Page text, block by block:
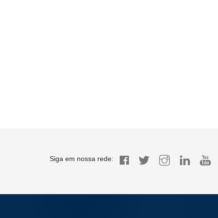
Siga em nossa rede: